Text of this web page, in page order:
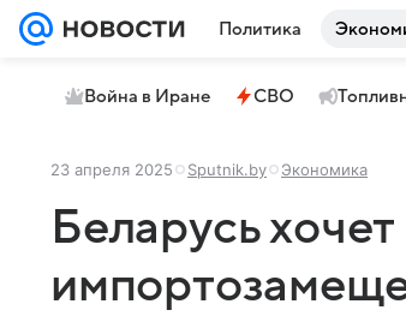
Политика
Война в Иране СВО
23 апреля 2025 Sputnik.by Экономика
Беларусь